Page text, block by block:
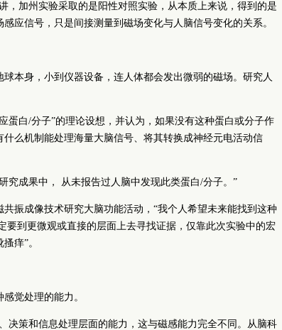
，加州实验采取的是阳性对照实验，从本质上来说，得到的是
应信号，只是间接测量到磁场变化与人脑信号变化的关系。
本身，小到仪器设备，连人体都会发出微弱的磁场。研究人
蛋白/分子”的理论设想，并认为，如果没有这种蛋白或分子作
么机制能处理海量大脑信号、将其转换成神经元电活动信
究成果中， 从未报告过人脑中发现此类蛋白/分子。”
振成像技术研究大脑功能活动，“我个人希望未来能找到这种
要到更微观或直接的层面上去寻找证据，仅靠此次实验中的宏
痒”。
觉处理的能力。
决策和信息处理层面的能力，这与磁感能力完全不同。从脑科